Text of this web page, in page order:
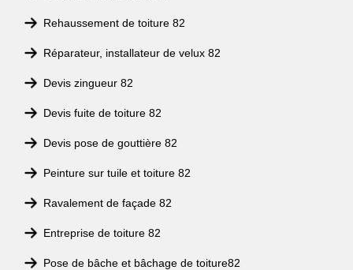
Rehaussement de toiture 82
Réparateur, installateur de velux 82
Devis zingueur 82
Devis fuite de toiture 82
Devis pose de gouttière 82
Peinture sur tuile et toiture 82
Ravalement de façade 82
Entreprise de toiture 82
Pose de bâche et bâchage de toiture82